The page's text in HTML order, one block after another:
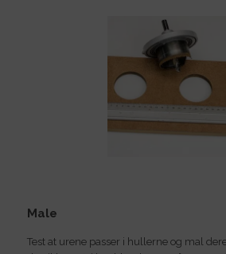
Male
Test at urene passer i hullerne og mal